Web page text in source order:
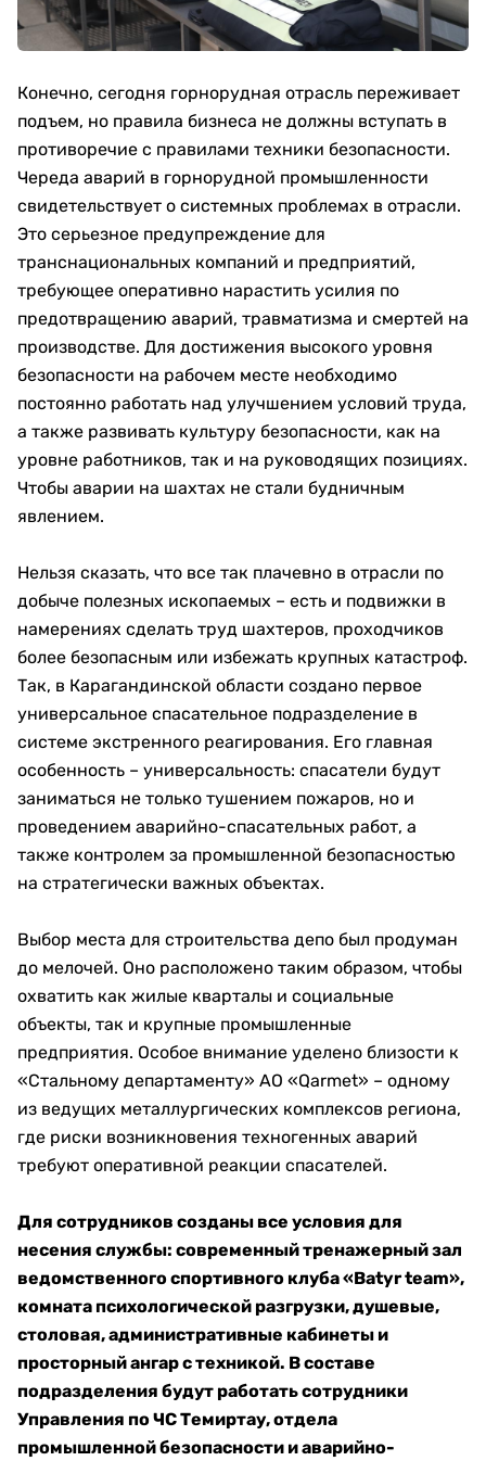
Конечно, сегодня горнорудная отрасль переживает
подъем, но правила бизнеса не должны вступать в
противоречие с правилами техники безопасности.
Череда аварий в горнорудной промышленности
свидетельствует о системных проблемах в отрасли.
Это серьезное предупреждение для
транснациональных компаний и предприятий,
требующее оперативно нарастить усилия по
предотвращению аварий, травматизма и смертей на
производстве. Для достижения высокого уровня
безопасности на рабочем месте необходимо
постоянно работать над улучшением условий труда,
а также развивать культуру безопасности, как на
уровне работников, так и на руководящих позициях.
Чтобы аварии на шахтах не стали будничным
явлением.
Нельзя сказать, что все так плачевно в отрасли по
добыче полезных ископаемых – есть и подвижки в
намерениях сделать труд шахтеров, проходчиков
более безопасным или избежать крупных катастроф.
Так, в Карагандинской области создано первое
универсальное спасательное подразделение в
системе экстренного реагирования. Его главная
особенность – универсальность: спасатели будут
заниматься не только тушением пожаров, но и
проведением аварийно-спасательных работ, а
также контролем за промышленной безопасностью
на стратегически важных объектах.
Выбор места для строительства депо был продуман
до мелочей. Оно расположено таким образом, чтобы
охватить как жилые кварталы и социальные
объекты, так и крупные промышленные
предприятия. Особое внимание уделено близости к
«Стальному департаменту» АО «Qarmet» – одному
из ведущих металлургических комплексов региона,
где риски возникновения техногенных аварий
требуют оперативной реакции спасателей.
Для сотрудников созданы все условия для
несения службы: современный тренажерный зал
ведомственного спортивного клуба «Batyr team»,
комната психологической разгрузки, душевые,
столовая, административные кабинеты и
просторный ангар с техникой. В составе
подразделения будут работать сотрудники
Управления по ЧС Темиртау, отдела
промышленной безопасности и аварийно-